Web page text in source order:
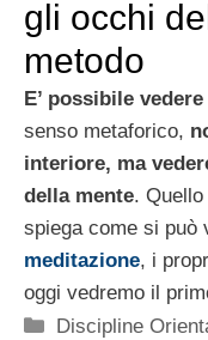
gli occhi
metodo
E’ possibile
senso metaforico,
interiore, ma
della mente.
spiega come si può
meditazione, i
oggi vedremo il
Categorie
Discipline